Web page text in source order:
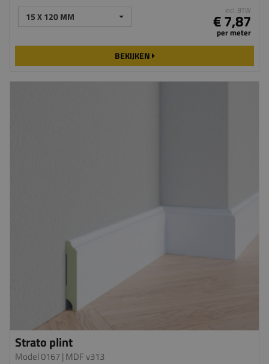
15 X 120 MM incl. BTW
€ 7,87
per meter
BEKIJKEN
Strato plint
Model 0167 | MDF v313